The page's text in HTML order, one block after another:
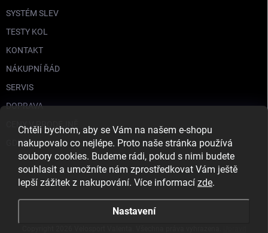
Chtěli bychom, aby se Vám na našem e-shopu
nakupovalo co nejlépe. Proto naše stránka používá
soubory cookies. Budeme rádi, pokud s nimi budete
souhlasit a umožníte nám zprostředkovat Vám ještě
lepší zážitek z nakupování. Více informací zde.
Nastavení
SYSTÉM SLEV
TESTY KOL
KONTAKT
NÁKUPNÍ ŘÁD
SERVIS
DOPRAVA
CENY V PRODEJNĚ
GDPR